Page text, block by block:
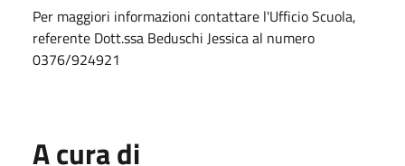
Per maggiori informazioni contattare l'Ufficio Scuola,
referente Dott.ssa Beduschi Jessica al numero
0376/924921
A cura di